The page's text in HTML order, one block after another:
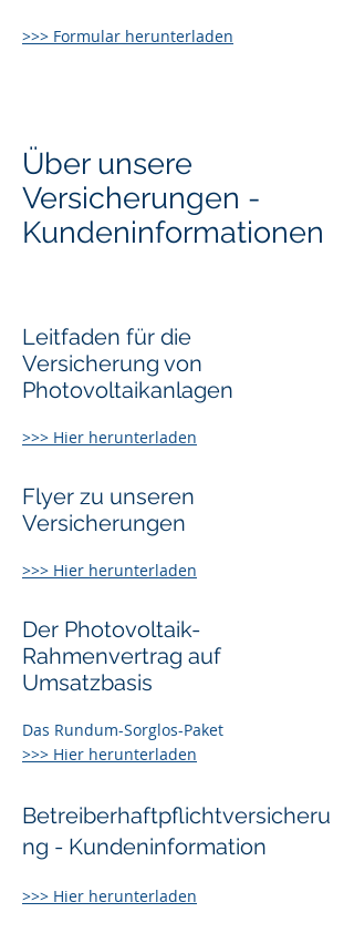
>>> Formular herunterladen
Über unsere
Versicherungen -
Kundeninformationen
Leitfaden für die
Versicherung von
Photovoltaikanlagen
>>> Hier herunterladen
Flyer zu unseren
Versicherungen
>>> Hier herunterladen
Der Photovoltaik-
Rahmenvertrag auf
Umsatzbasis
Das Rundum-Sorglos-Paket
>>> Hier herunterladen
Betreiberhaftpflichtversicheru
ng - Kundeninformation
>>> Hier herunterladen